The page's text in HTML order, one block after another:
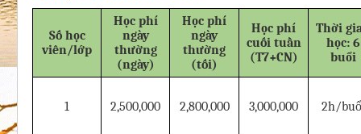
Số học
viên/lớp
Học phí
ngày
thường
(ngày)
Học phí
ngày
thường
(tối)
Học phí
cuối tuần
(T7+CN)
Thời
học: 6
buổi
1 2,500,000 2,800,000 3,000,000 2h/